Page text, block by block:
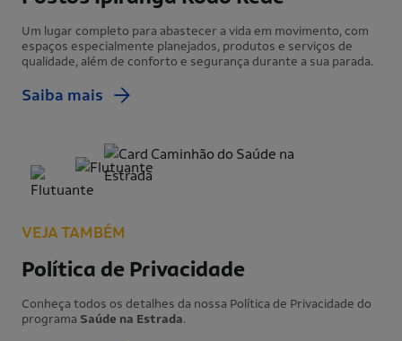
Um lugar completo para abastecer a vida em movimento, com
espaços especialmente planejados, produtos e serviços de
qualidade, além de conforto e segurança durante a sua parada.
Saiba mais
VEJA TAMBÉM
Política de Privacidade
Conheça todos os detalhes da nossa Política de Privacidade do
programa Saúde na Estrada.